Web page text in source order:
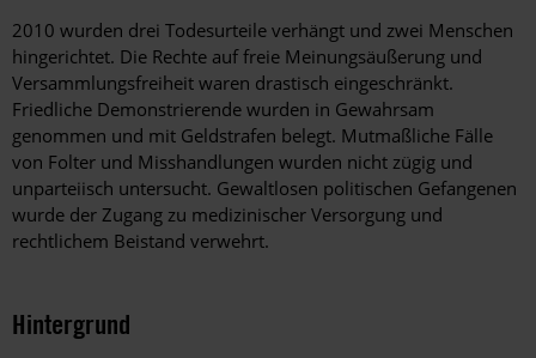
2010 wurden drei Todesurteile verhängt und zwei Menschen
hingerichtet. Die Rechte auf freie Meinungsäußerung und
Versammlungsfreiheit waren drastisch eingeschränkt.
Friedliche Demonstrierende wurden in Gewahrsam
genommen und mit Geldstrafen belegt. Mutmaßliche Fälle
von Folter und Misshandlungen wurden nicht zügig und
unparteiisch untersucht. Gewaltlosen politischen Gefangenen
wurde der Zugang zu medizinischer Versorgung und
rechtlichem Beistand verwehrt.
Hintergrund